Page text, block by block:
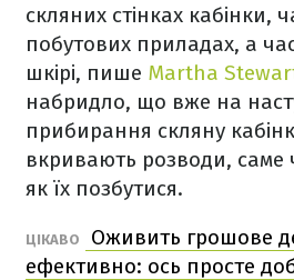
скляних стінках кабінки,
побутових приладах, а
шкірі, пише Martha
набридло, що вже на
прибирання скляну
вкривають розводи, саме
як їх позбутися.
ЦІКАВО
Оживить грошове
ефективно: ось просте